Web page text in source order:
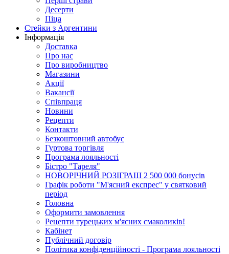
Десерти
Піца
Стейки з Аргентини
Інформація
Доставка
Про нас
Про виробництво
Магазини
Акції
Вакансії
Співпраця
Новини
Рецепти
Контакти
Безкоштовний автобус
Гуртова торгівля
Програма лояльності
Бістро "Тареля"
НОВОРІЧНИЙ РОЗІГРАШ 2 500 000 бонусів
Графік роботи "М'ясний експрес" у святковий
період
Головна
Оформити замовлення
Рецепти турецьких м'ясних смаколиків!
Кабінет
Публічний договір
Політика конфіденційності - Програма лояльності